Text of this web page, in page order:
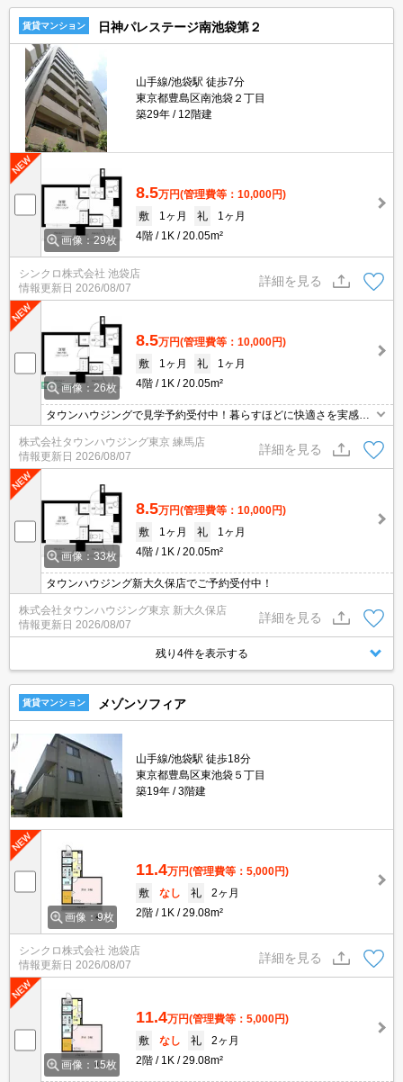
賃貸マンション 日神パレステージ南池袋第２
山手線/池袋駅 徒歩7分
東京都豊島区南池袋２丁目
築29年
12階建
画像：29枚
8.5万円(管理費等：10,000円)
敷
1ヶ月 礼
1ヶ月
4階
1K 20.05m²
シンクロ株式会社 池袋店
情報更新日 2026/08/07
詳細を見る
画像：26枚
8.5万円(管理費等：10,000円)
敷
1ヶ月 礼
1ヶ月
4階
1K 20.05m²
タウンハウジングで見学予約受付中！暮らすほどに快適さを実感で
きる設備仕様！駅前商業施設の多さ！日常の買い物に便利！
株式会社タウンハウジング東京 練馬店
情報更新日 2026/08/07
詳細を見る
画像：33枚
8.5万円(管理費等：10,000円)
敷
1ヶ月 礼
1ヶ月
4階
1K 20.05m²
タウンハウジング新大久保店でご予約受付中！
株式会社タウンハウジング東京 新大久保店
情報更新日 2026/08/07
詳細を見る
残り4件を表示する
賃貸マンション メゾンソフィア
山手線/池袋駅 徒歩18分
東京都豊島区東池袋５丁目
築19年
3階建
画像：9枚
11.4万円(管理費等：5,000円)
敷
なし 礼
2ヶ月
2階
1K 29.08m²
シンクロ株式会社 池袋店
情報更新日 2026/08/07
詳細を見る
画像：15枚
11.4万円(管理費等：5,000円)
敷
なし 礼
2ヶ月
2階
1K 29.08m²